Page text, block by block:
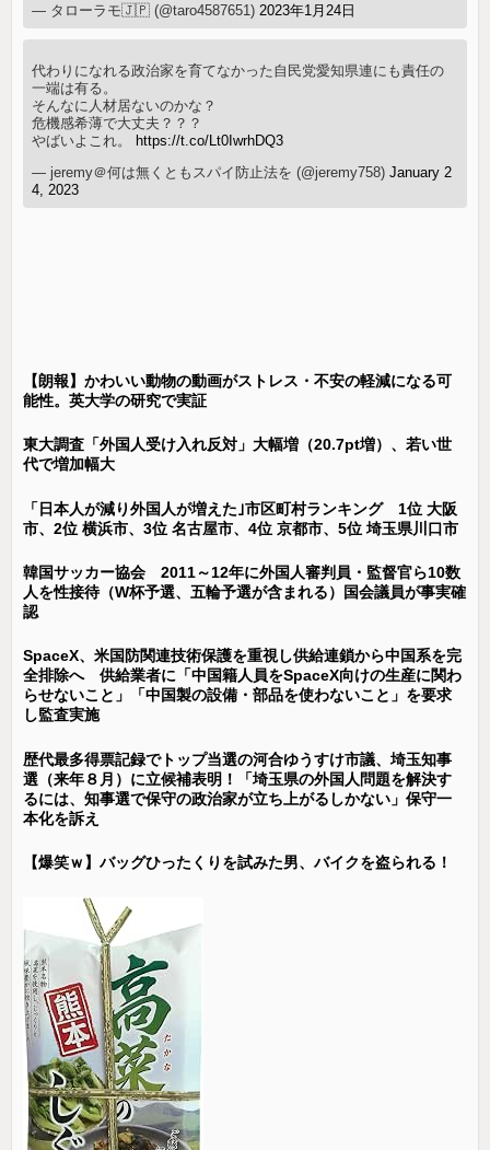
— タローラモ🇯🇵 (@taro4587651) 2023年1月24日
代わりになれる政治家を育てなかった自民党愛知県連にも責任の
一端は有る。
そんなに人材居ないのかな？
危機感希薄で大丈夫？？？
やばいよこれ。 https://t.co/Lt0IwrhDQ3
— jeremy＠何は無くともスパイ防止法を (@jeremy758)January 2
4, 2023
【朗報】かわいい動物の動画がストレス・不安の軽減になる可
能性。英大学の研究で実証
東大調査「外国人受け入れ反対」大幅増（20.7pt増）、若い世
代で増加幅大
「日本人が減り外国人が増えた｣市区町村ランキング 1位 大阪
市、2位 横浜市、3位 名古屋市、4位 京都市、5位 埼玉県川口市
韓国サッカー協会 2011～12年に外国人審判員・監督官ら10数
人を性接待（W杯予選、五輪予選が含まれる）国会議員が事実確
認
SpaceX、米国防関連技術保護を重視し供給連鎖から中国系を完
全排除へ 供給業者に「中国籍人員をSpaceX向けの生産に関わ
らせないこと」「中国製の設備・部品を使わないこと」を要求
し監査実施
歴代最多得票記録でトップ当選の河合ゆうすけ市議、埼玉知事
選（来年８月）に立候補表明！「埼玉県の外国人問題を解決す
るには、知事選で保守の政治家が立ち上がるしかない」保守一
本化を訴え
【爆笑ｗ】バッグひったくりを試みた男、バイクを盗られる！